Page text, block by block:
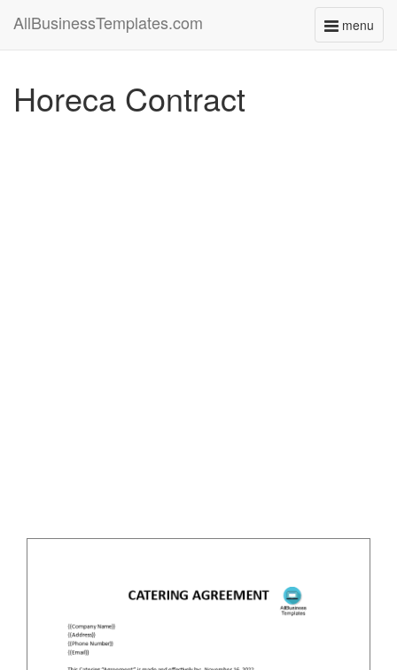
menu
Toggle
AllBusinessTemplates.com
Horeca Contract